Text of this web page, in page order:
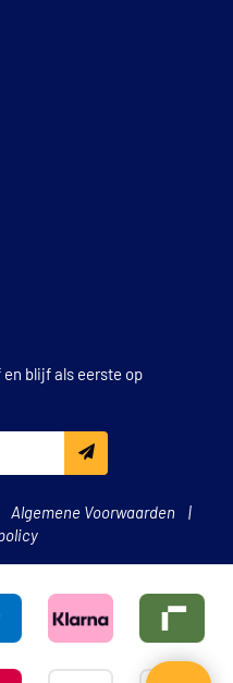
en blijf als eerste op
Algemene Voorwaarden